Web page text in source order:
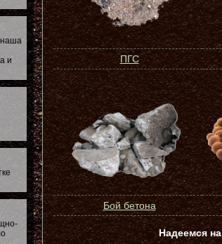
ПГС
Бой бетона
Надеемся
наша
и